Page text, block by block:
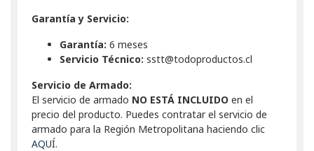
Garantía y Servicio:
Garantía: 6 meses
Servicio Técnico: sstt@todoproductos.cl
Servicio de Armado:
El servicio de armado NO ESTÁ INCLUIDO en el
precio del producto. Puedes contratar el servicio de
armado para la Región Metropolitana haciendo clic
AQUÍ.